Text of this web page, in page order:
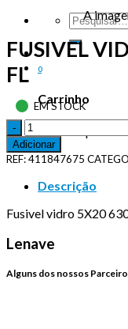
0
Carrinho
Nenhum
A
FUSIVEL
FL
EM STOCK
Adicionar
REF:411847675
Descrição
Fusivel vidro 5X20
Lenave
Alguns dos nossos